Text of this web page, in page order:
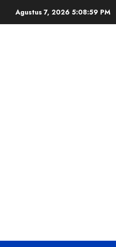
Agustus 7, 2026 5:09:00 PM